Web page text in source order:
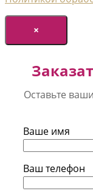
×
Оставьте
Ваше имя
Ваш телефон